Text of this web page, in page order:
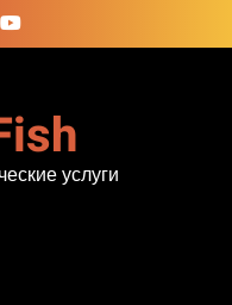
услуги